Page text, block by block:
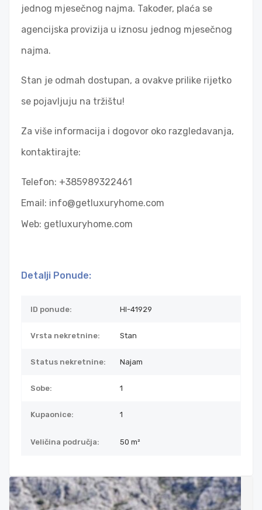
jednog mjesečnog najma. Također, plaća se
agencijska provizija u iznosu jednog mjesečnog
najma.
Stan je odmah dostupan, a ovakve prilike rijetko
se pojavljuju na tržištu!
Za više informacija i dogovor oko razgledavanja,
kontaktirajte:
Telefon: +385989322461
Email: info@getluxuryhome.com
Web: getluxuryhome.com
Detalji Ponude:
ID ponude: HI-41929
Vrsta nekretnine: Stan
Status nekretnine: Najam
Sobe: 1
Kupaonice: 1
Veličina područja: 50 m²